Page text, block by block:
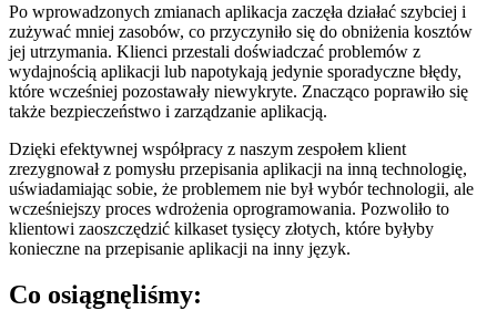
Po wprowadzonych zmianach aplikacja zaczęła działać szybciej i
zużywać mniej zasobów, co przyczyniło się do obniżenia kosztów
jej utrzymania. Klienci przestali doświadczać problemów z
wydajnością aplikacji lub napotykają jedynie sporadyczne błędy,
które wcześniej pozostawały niewykryte. Znacząco poprawiło się
także bezpieczeństwo i zarządzanie aplikacją.
Dzięki efektywnej współpracy z naszym zespołem klient
zrezygnował z pomysłu przepisania aplikacji na inną technologię,
uświadamiając sobie, że problemem nie był wybór technologii, ale
wcześniejszy proces wdrożenia oprogramowania. Pozwoliło to
klientowi zaoszczędzić kilkaset tysięcy złotych, które byłyby
konieczne na przepisanie aplikacji na inny język.
Co osiągnęliśmy: